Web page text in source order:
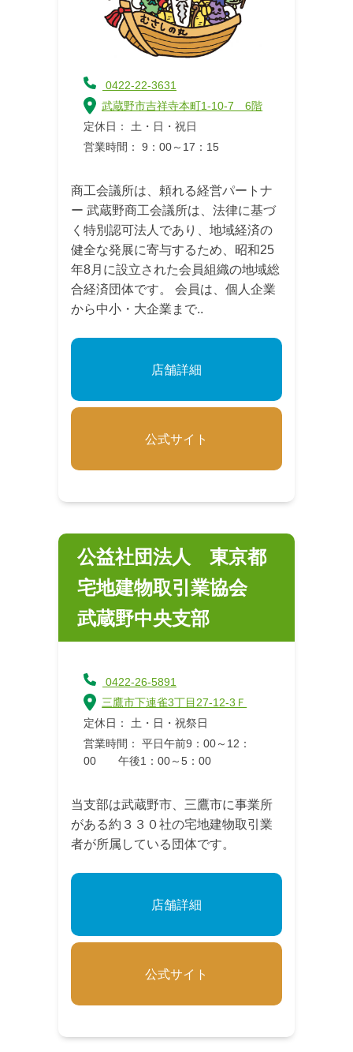
0422-22-3631
武蔵野市吉祥寺本町1-10-7 6階
定休日： 土・日・祝日
営業時間： 9：00～17：15
商工会議所は、頼れる経営パートナ
ー 武蔵野商工会議所は、法律に基づ
く特別認可法人であり、地域経済の
健全な発展に寄与するため、昭和25
年8月に設立された会員組織の地域総
合経済団体です。 会員は、個人企業
から中小・大企業まで..
店舗詳細
公式サイト
公益社団法人 東京都
宅地建物取引業協会
武蔵野中央支部
0422-26-5891
三鷹市下連雀3丁目27-12-3Ｆ
定休日： 土・日・祝祭日
営業時間： 平日午前9：00～12：
00 午後1：00～5：00
当支部は武蔵野市、三鷹市に事業所
がある約３３０社の宅地建物取引業
者が所属している団体です。
店舗詳細
公式サイト